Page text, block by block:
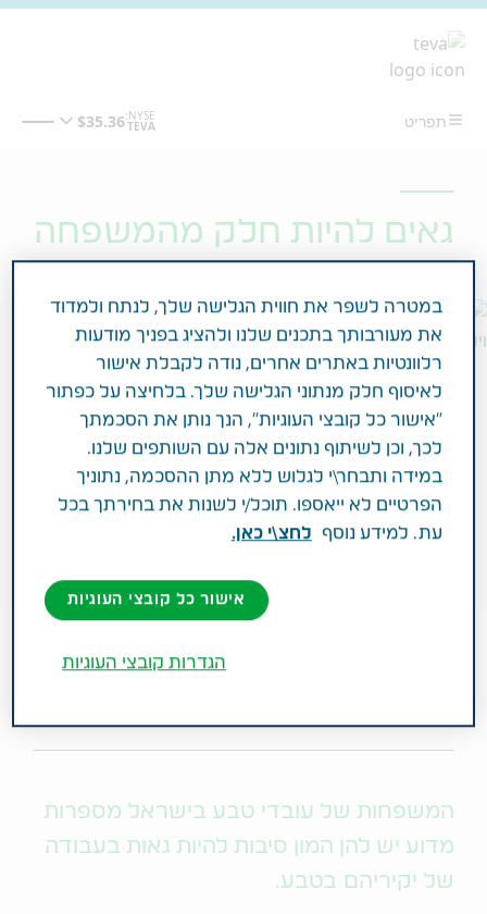
גאים להיות חלק מהמשפחה
המשפחות של עובדי טבע בישראל מספרות
מדוע יש להן המון סיבות להיות גאות בעבודה
של יקיריהם בטבע.
במטרה לשפר את חווית הגלישה שלך, לנתח ולמדוד
את מעורבותך בתכנים שלנו ולהציג בפניך מודעות
רלוונטיות באתרים אחרים, נודה לקבלת אישור
לאיסוף חלק מנתוני הגלישה שלך. בלחיצה על כפתור
"אישור כל קובצי העוגיות", הנך נותן את הסכמתך
לכך, וכן לשיתוף נתונים אלה עם השותפים שלנו.
במידה ותבחר\י לגלוש ללא מתן ההסכמה, נתוניך
הפרטיים לא ייאספו. תוכל/י לשנות את בחירתך בכל
עת. למידע נוסף
לחצ\י כאן.
אישור כל קובצי העוגיות
הגדרות קובצי העוגיות